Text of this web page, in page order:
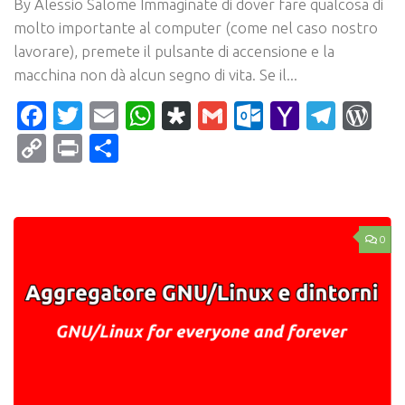
By Alessio Salome Immaginate di dover fare qualcosa di
molto importante al computer (come nel caso nostro
lavorare), premete il pulsante di accensione e la
macchina non dà alcun segno di vita. Se il...
Facebook
Twitter
EmailWhatsApp
Diaspora
Gmail Yahoo
CopyPrint
0